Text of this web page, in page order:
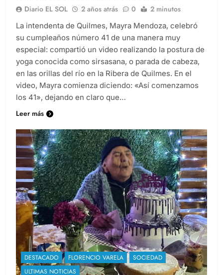
Diario EL SOL 2 años atrás 0 2 minutos
La intendenta de Quilmes, Mayra Mendoza, celebró
su cumpleaños número 41 de una manera muy
especial: compartió un video realizando la postura de
yoga conocida como sirsasana, o parada de cabeza,
en las orillas del río en la Ribera de Quilmes. En el
video, Mayra comienza diciendo: «Así comenzamos
los 41», dejando en claro que…
Leer más
DESTACADO FLORENCIO VARELA
SOCIEDAD
ULTIMAS NOTICIAS